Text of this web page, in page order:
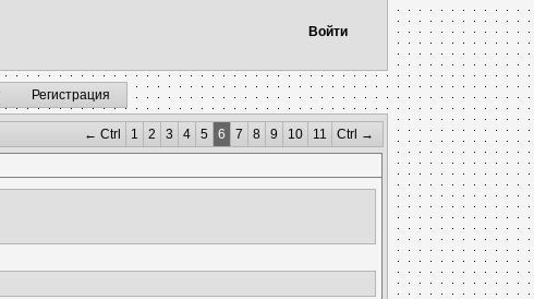
Войти
Регистрация
← Ctrl 1 2 3 4 5 6 7 8 9 10 11 Ctrl →